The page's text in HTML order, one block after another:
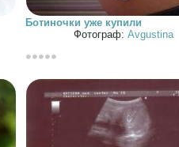
Ботиночки уже купили
Фотограф: Avgustina